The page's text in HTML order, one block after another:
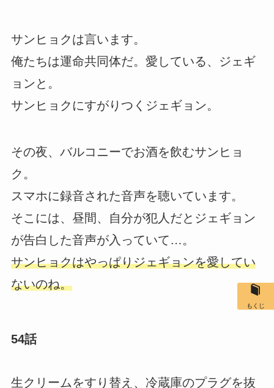
サンヒョクは言います。
俺たちは運命共同体だ。愛している、ジェギ
ョンと。
サンヒョクにすがりつくジェギョン。
その夜、バルコニーでお酒を飲むサンヒョ
ク。
スマホに録音された音声を聴いています。
そこには、昼間、自分が犯人だとジェギョン
が告白した音声が入っていて…。
サンヒョクはやっぱりジェギョンを愛してい
ないのね。
54話
生クリームをすり替え、冷蔵庫のプラグを抜
もくじ